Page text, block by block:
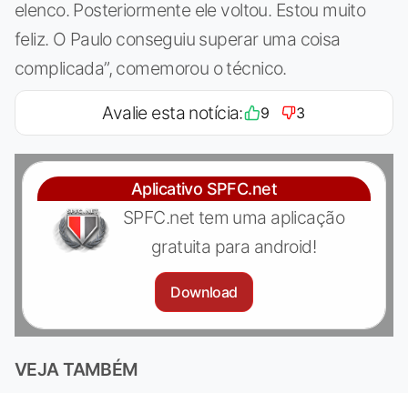
elenco. Posteriormente ele voltou. Estou muito
feliz. O Paulo conseguiu superar uma coisa
complicada”, comemorou o técnico.
Avalie esta notícia: 9 3
Aplicativo SPFC.net
SPFC.net tem uma aplicação
gratuita para android!
Download
VEJA TAMBÉM